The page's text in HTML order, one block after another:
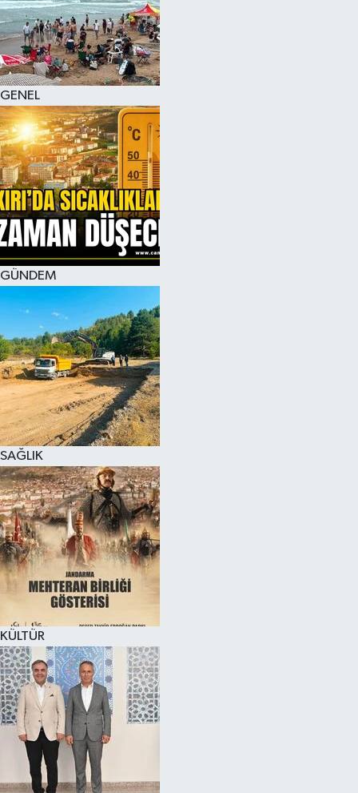
GENEL
GÜNDEM
SAĞLIK
KÜLTÜR
KÜLTÜR SANAT
MAGAZİN
SAĞLIK
SİYASET
SPOR
TEKNOLOJİ
VİZYONDAKİLER
YAŞAM